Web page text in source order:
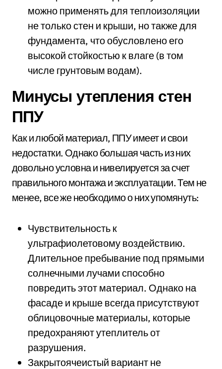
можно применять для теплоизоляции
не только стен и крыши, но также для
фундамента, что обусловлено его
высокой стойкостью к влаге (в том
числе грунтовым водам).
Минусы утепления стен
ППУ
Как и любой материал, ППУ имеет и свои
недостатки. Однако большая часть из них
довольно условна и нивелируется за счет
правильного монтажа и эксплуатации. Тем не
менее, все же необходимо о них упомянуть:
Чувствительность к
ультрафиолетовому воздействию.
Длительное пребывание под прямыми
солнечными лучами способно
повредить этот материал. Однако на
фасаде и крыше всегда присутствуют
облицовочные материалы, которые
предохраняют утеплитель от
разрушения.
Закрытоячеистый вариант не